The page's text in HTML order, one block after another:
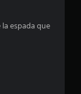
espada que